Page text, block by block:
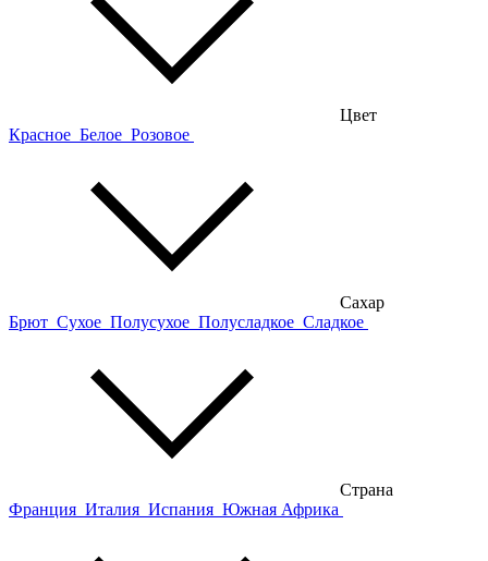
Цвет
Красное Белое Розовое
Сахар
Брют Сухое Полусухое Полусладкое Сладкое
Страна
Франция Италия Испания Южная Африка